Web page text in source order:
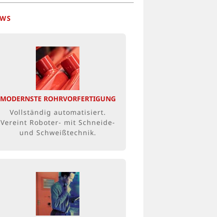
MODERNSTE ROHRVORFERTIGUNG
Vollständig automatisiert.
Vereint Roboter- mit Schneide-
und Schweißtechnik.
BEDARFSGERECHTE
EIGENENTWICKLUNG
Die enorme Flexibilität der
um individuellen
Kundenwünsche rasch erfüllen
zu können.
WIR SUCHEN SIE!
Ingenieur, Elektriker,
Vertriebler, Service-Techniker